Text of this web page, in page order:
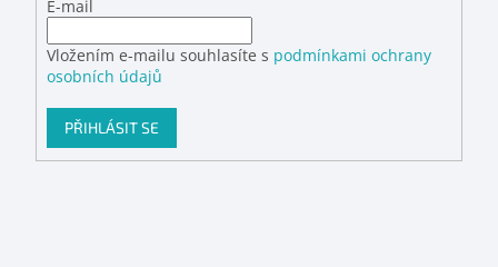
E-mail
Vložením e-mailu souhlasíte s podmínkami ochrany
osobních údajů
PŘIHLÁSIT SE